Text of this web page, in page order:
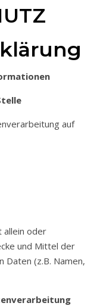
auf
allein oder
und Mittel der
Daten (z.B. Namen,